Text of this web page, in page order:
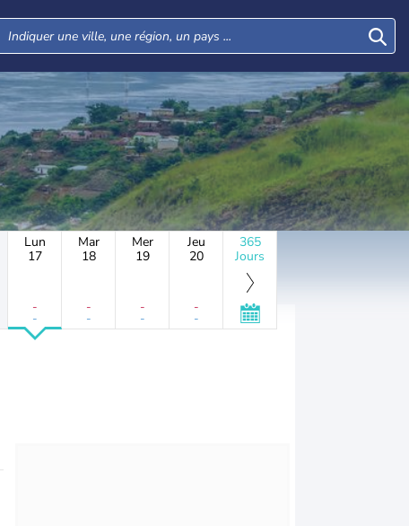
Lun
17
-
-
Mar
18
-
-
Mer
19
-
-
Jeu
20
-
-
365
Jours